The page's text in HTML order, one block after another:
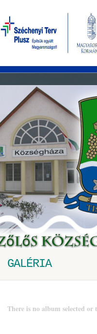
GALÉRIA
There is no album selected or